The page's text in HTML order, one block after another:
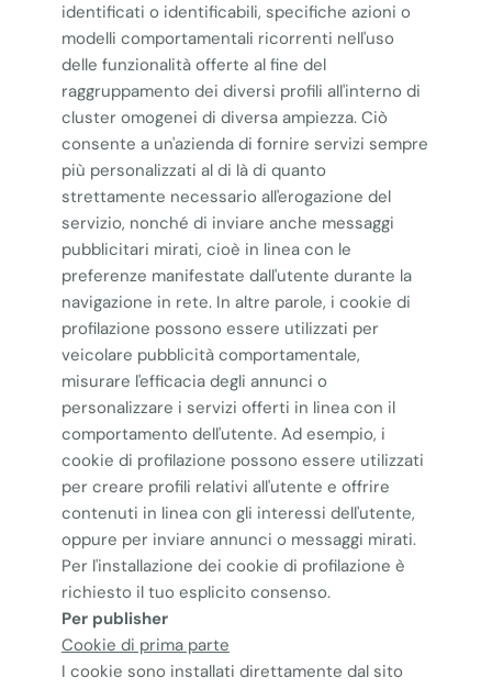
identificati o identificabili, specifiche azioni o
modelli comportamentali ricorrenti nell'uso
delle funzionalità offerte al fine del
raggruppamento dei diversi profili all'interno di
cluster omogenei di diversa ampiezza. Ciò
consente a un'azienda di fornire servizi sempre
più personalizzati al di là di quanto
strettamente necessario all'erogazione del
servizio, nonché di inviare anche messaggi
pubblicitari mirati, cioè in linea con le
preferenze manifestate dall'utente durante la
navigazione in rete. In altre parole, i cookie di
profilazione possono essere utilizzati per
veicolare pubblicità comportamentale,
misurare l'efficacia degli annunci o
personalizzare i servizi offerti in linea con il
comportamento dell'utente. Ad esempio, i
cookie di profilazione possono essere utilizzati
per creare profili relativi all'utente e offrire
contenuti in linea con gli interessi dell'utente,
oppure per inviare annunci o messaggi mirati.
Per l'installazione dei cookie di profilazione è
richiesto il tuo esplicito consenso.
Per publisher
Cookie di prima parte
I cookie sono installati direttamente dal sito